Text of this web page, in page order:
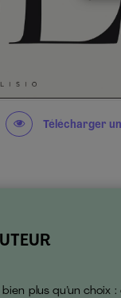
Télécharger
plus qu’un choix